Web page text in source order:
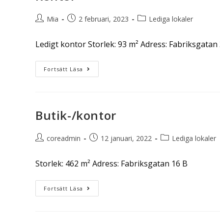
Mia 2 februari, 2023 Lediga lokaler
Ledigt kontor Storlek: 93 m² Adress: Fabriksgatan
Fortsätt Läsa
Butik-/kontor
coreadmin 12 januari, 2022 Lediga lokaler
Storlek: 462 m² Adress: Fabriksgatan 16 B
Fortsätt Läsa